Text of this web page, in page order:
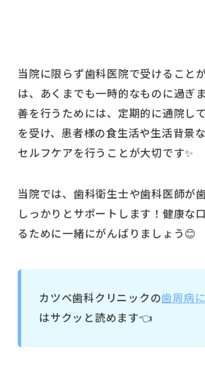
当院に限らず歯科医院で受けること
は、あくまでも一時的なものに過ぎ
善を行うためには、定期的に通院し
を受け、患者様の食生活や生活背景
セルフケアを行うことが大切です✨
当院では、歯科衛生士や歯科医師が
しっかりとサポートします！健康な
るために一緒にがんばりましょう😊
カツベ歯科クリニックの歯周病
はサクッと読めます👈